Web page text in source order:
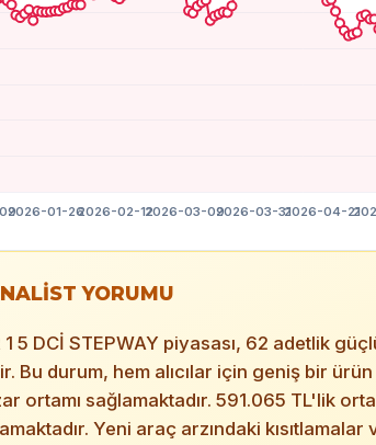
YORUMU
1 5 DCİ STEPWAY piyasası, 62 adetlik
Bu durum, hem alıcılar için geniş bir
ortamı sağlamaktadır. 591.065 TL'lik
Yeni araç arzındaki